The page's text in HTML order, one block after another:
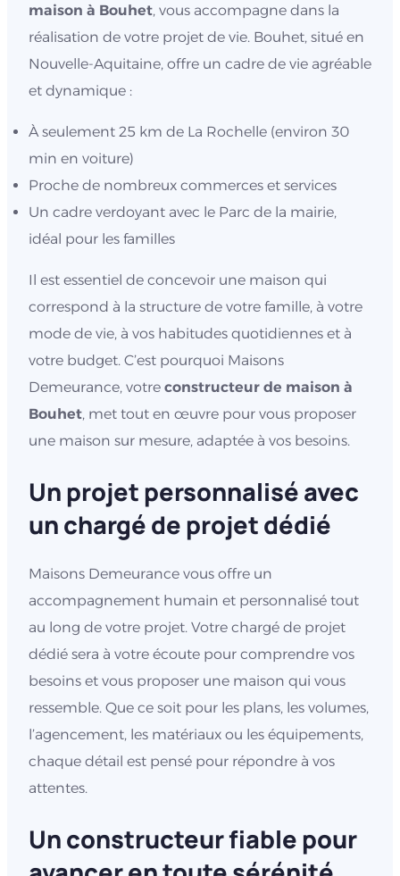
maison à Bouhet, vous accompagne dans la
réalisation de votre projet de vie. Bouhet, situé en
Nouvelle-Aquitaine, offre un cadre de vie agréable
et dynamique :
À seulement 25 km de La Rochelle (environ 30
min en voiture)
Proche de nombreux commerces et services
Un cadre verdoyant avec le Parc de la mairie,
idéal pour les familles
Il est essentiel de concevoir une maison qui
correspond à la structure de votre famille, à votre
mode de vie, à vos habitudes quotidiennes et à
votre budget. C’est pourquoi Maisons
Demeurance, votre constructeur de maison à
Bouhet, met tout en œuvre pour vous proposer
une maison sur mesure, adaptée à vos besoins.
Un projet personnalisé avec
un chargé de projet dédié
Maisons Demeurance vous offre un
accompagnement humain et personnalisé tout
au long de votre projet. Votre chargé de projet
dédié sera à votre écoute pour comprendre vos
besoins et vous proposer une maison qui vous
ressemble. Que ce soit pour les plans, les volumes,
l’agencement, les matériaux ou les équipements,
chaque détail est pensé pour répondre à vos
attentes.
Un constructeur fiable pour